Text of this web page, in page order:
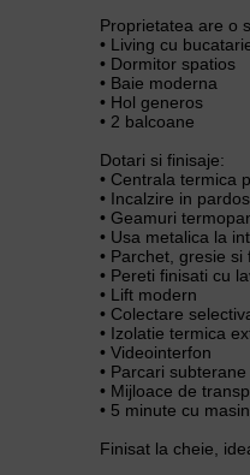
Proprietatea are o
• Living cu
• Dormitor spatios
• Baie moderna
• Hol generos
• 2 balcoane
Dotari si finisaje:
• Centrala termica
• Incalzire in
• Geamuri
• Usa metalica la
• Parchet, gresie
• Pereti finisati cu
• Lift modern
• Colectare
• Izolatie termica
• Videointerfon
• Parcari
• Mijloace de
• 5 minute cu
Finisat la cheie,